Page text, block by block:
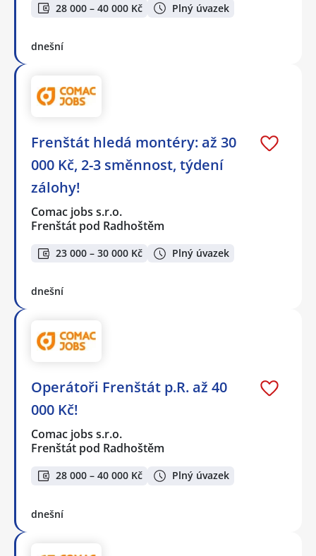
28 000 – 40 000 Kč Plný úvazek
dnešní
Frenštát hledá montéry: až 30
000 Kč, 2-3 směnnost, týdení
zálohy!
Comac jobs s.r.o.
Frenštát pod Radhoštěm
23 000 – 30 000 Kč Plný úvazek
dnešní
Operátoři Frenštát p.R. až 40
000 Kč!
Comac jobs s.r.o.
Frenštát pod Radhoštěm
28 000 – 40 000 Kč Plný úvazek
dnešní